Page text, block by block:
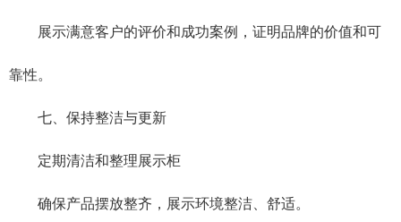
展示满意客户的评价和成功案例，证明品牌的价值和可
靠性。
七、保持整洁与更新
定期清洁和整理展示柜
确保产品摆放整齐，展示环境整洁、舒适。